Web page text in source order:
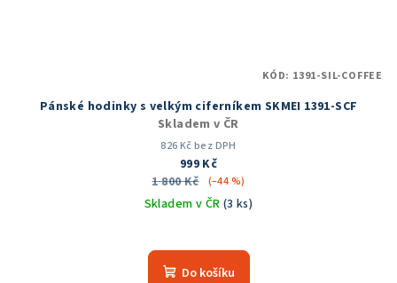
Pánské hodinky s velkým ciferníkem SKMEI 1391-SCF
Skladem v ČR
826 Kč bez DPH
999 Kč
1 800 Kč
(–44 %)
Skladem v ČR (3 ks)
hodnocení
produktu
Do košíku
KÓD: 1391-SIL-COFFEE